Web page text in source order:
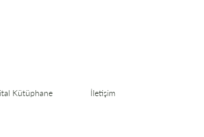
Kütüphane İletişim